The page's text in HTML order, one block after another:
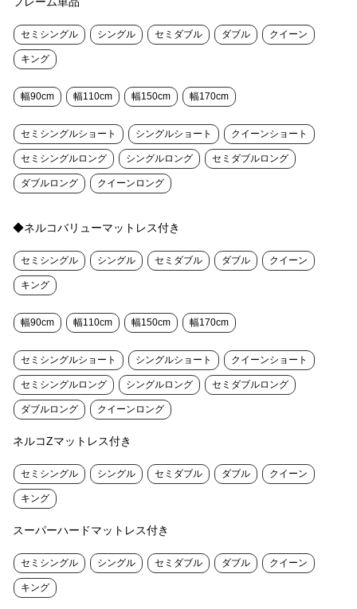
セミシングル シングル セミダブル ダブル クイーン
キング
幅90cm 幅110cm 幅150cm 幅170cm
セミシングルショート シングルショート クイーンショート
セミシングルロング シングルロング セミダブルロング
ダブルロング クイーンロング
◆ネルコバリューマットレス付き
セミシングル シングル セミダブル ダブル クイーン
キング
幅90cm 幅110cm 幅150cm 幅170cm
セミシングルショート シングルショート クイーンショート
セミシングルロング シングルロング セミダブルロング
ダブルロング クイーンロング
ネルコZマットレス付き
セミシングル シングル セミダブル ダブル クイーン
キング
スーパーハードマットレス付き
セミシングル シングル セミダブル ダブル クイーン
キング